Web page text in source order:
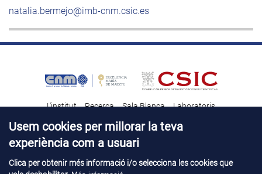
natalia.bermejo@imb-cnm.csic.es
L'institut Recerca Sala Blanca
Laboratoris
Transferència tecnològica
Notícies & Divulgació
Contacte Talent
Usem cookies per millorar la teva
experiència com a usuari
Clica per obtenir més informació i/o selecciona les cookies que